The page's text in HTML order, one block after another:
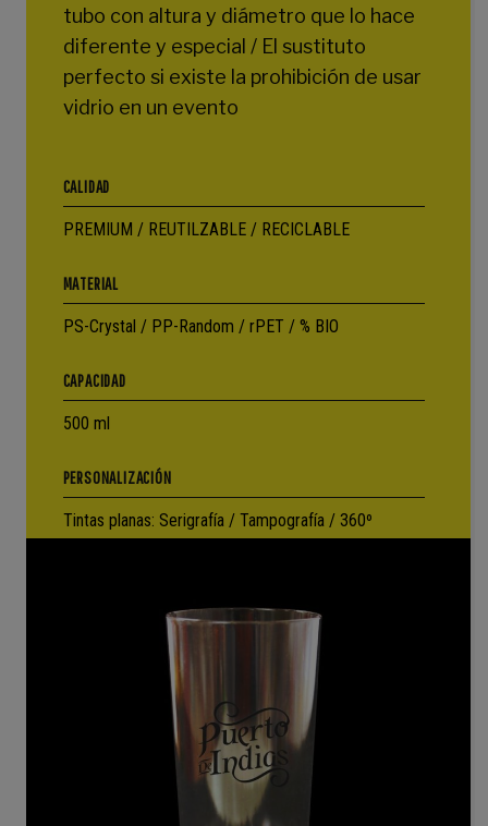
tubo con altura y diámetro que lo hace
diferente y especial / El sustituto
perfecto si existe la prohibición de usar
vidrio en un evento
CALIDAD
PREMIUM / REUTILZABLE / RECICLABLE
MATERIAL
PS-Crystal / PP-Random / rPET / % BIO
CAPACIDAD
500 ml
PERSONALIZACIÓN
Tintas planas: Serigrafía / Tampografía / 360º